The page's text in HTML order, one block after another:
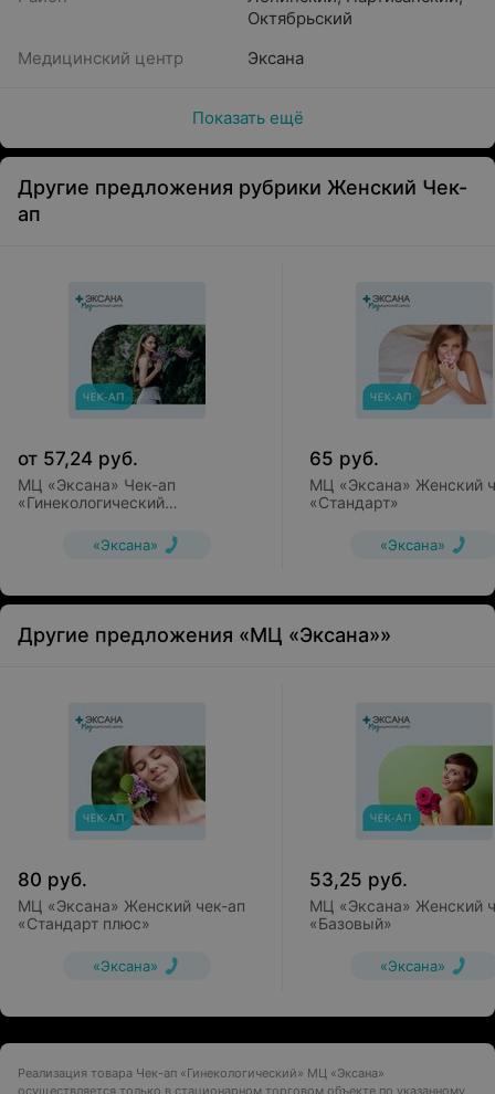
осмотра)
Лабораторная диагностика проводится совместно
ЧМУП «Мир здоровья» на основании договора на
оказание медицинских услуг № №1/2025-у от
03.02.2025
Октябрьский
Медицинский центр
Эксана
Показать ещё
Другие предложения рубрики Женский Чек-
ап
от 57,24 руб.
МЦ «Эксана» Чек-ап
«Гинекологический
«Эксана»
65 руб.
МЦ «Эксана» Женский
«Стандарт»
«Эксана»
Другие предложения «МЦ «Эксана»»
80 руб.
МЦ «Эксана» Женский чек-ап
«Стандарт плюс»
«Эксана»
53,25 руб.
МЦ «Эксана» Женский
«Базовый»
«Эксана»
Реализация товара Чек-ап «Гинекологический» МЦ «Эксана»
осуществляется только в стационарном торговом объекте по указанному